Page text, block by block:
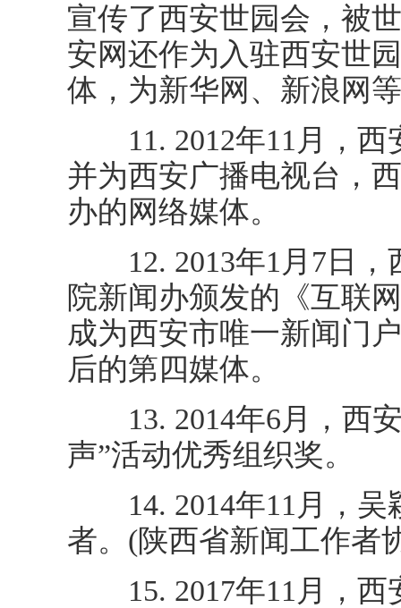
宣传了西安世园会，被
安网还作为入驻西安世
体，为新华网、新浪网
11. 2012年11月，西
并为西安广播电视台，
办的网络媒体。
12. 2013年1月7日，
院新闻办颁发的《互联
成为西安市唯一新闻门
后的第四媒体。
13. 2014年6月，西安
声”活动优秀组织奖。
14. 2014年11月，吴
者。(陕西省新闻工作者
15. 2017年11月，西